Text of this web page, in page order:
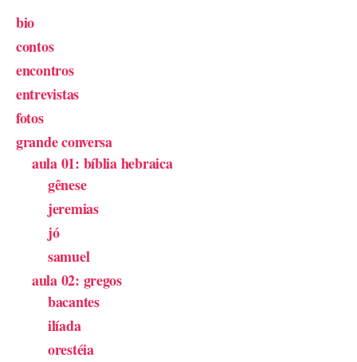
bio
contos
encontros
entrevistas
fotos
grande conversa
aula 01: bíblia hebraica
gênese
jeremias
jó
samuel
aula 02: gregos
bacantes
ilíada
orestéia